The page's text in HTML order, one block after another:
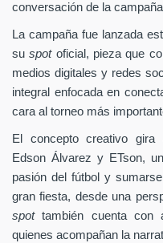
conversación de la
La campaña fue lanzada
suspot oficial, pieza que
medios digitales y redes
integral enfocada en
cara al torneo más
El concepto creativo gira
Edson Álvarez y ETson,
pasión del fútbol y
gran fiesta, desde una
spottambién cuenta con
quienes acompañan la